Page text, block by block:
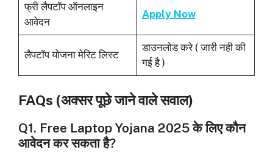
फ्री लैपटॉप ऑनलाइन
आवेदन
Apply Now
लैपटॉप योजना मेरिट लिस्ट
डाउनलोड करे ( जारी नही की
गई है )
FAQs (अक्सर पूछे जाने वाले सवाल)
Q1. Free Laptop Yojana 2025 के लिए कौन
आवेदन कर सकता है?